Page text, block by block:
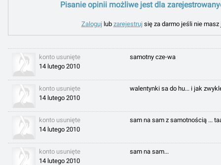
Pisanie opinii możliwe jest dla
Zaloguj lub zarejestruj się za darmo jeśli nie masz
konto usunięte
14 lutego 2010
samotny cze-wa
konto usunięte
14 lutego 2010
walentynki sa do hu... i jak
konto usunięte
14 lutego 2010
sam na sam z samotnością ...
konto usunięte
14 lutego 2010
sam na sam...